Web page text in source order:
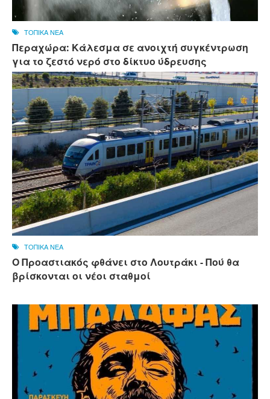
ΤΟΠΙΚΑ ΝΕΑ
Περαχώρα: Κάλεσμα σε ανοιχτή συγκέντρωση
για το ζεστό νερό στο δίκτυο ύδρευσης
ΤΟΠΙΚΑ ΝΕΑ
Ο Προαστιακός φθάνει στο Λουτράκι - Πού θα
βρίσκονται οι νέοι σταθμοί